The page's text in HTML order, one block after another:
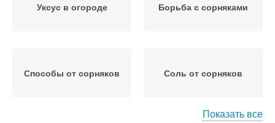
Уксус в огороде Борьба с сорняками
Способы от сорняков Соль от сорняков
Показать все